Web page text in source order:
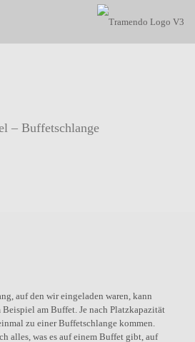
– Buffetschlange
auf den wir eingeladen waren, kann
am Buffet. Je nach Platzkapazität
zu einer Buffetschlange kommen.
alles, was es auf einem Buffet gibt, auf